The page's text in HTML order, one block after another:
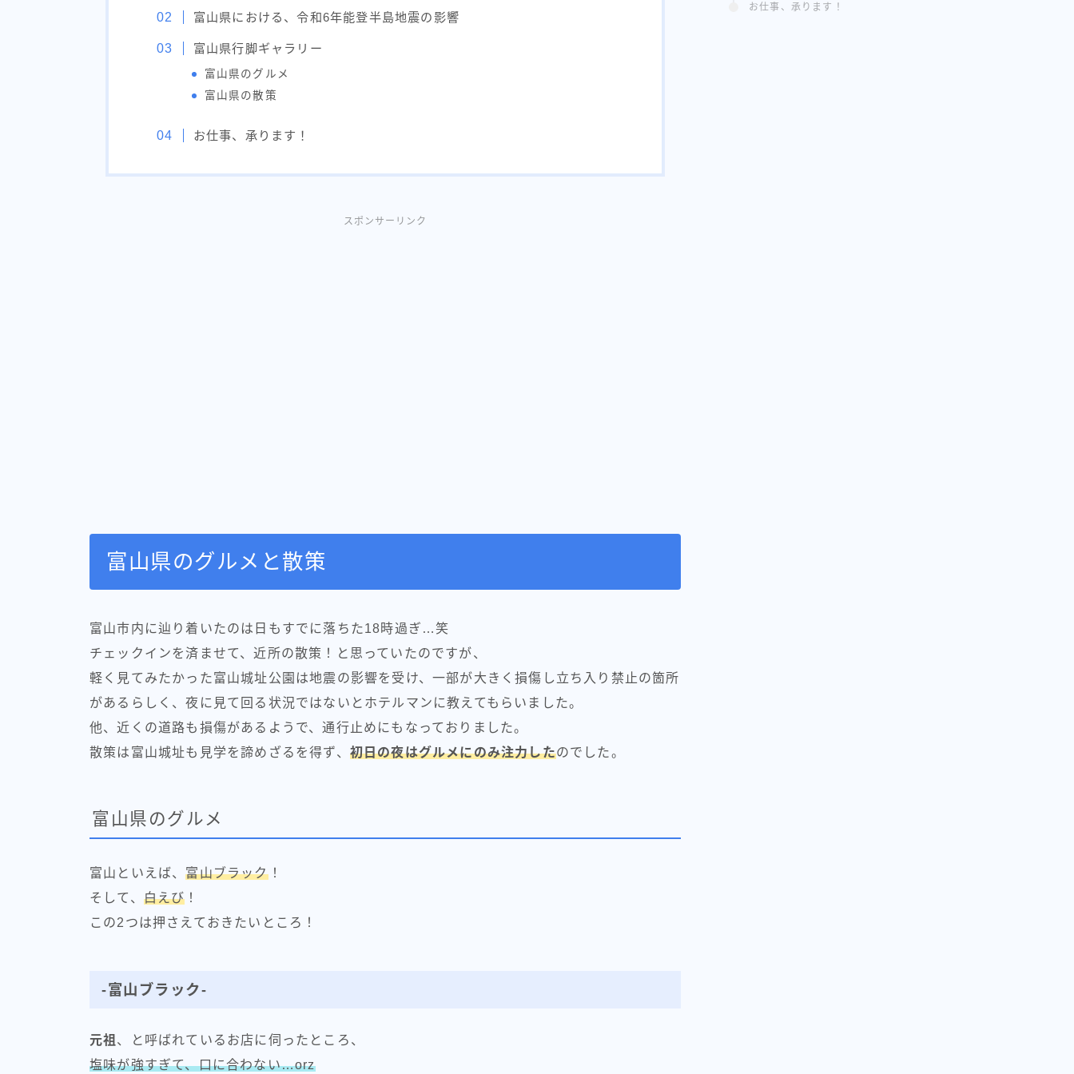
富山県における、令和6年能登半島地震の影響
富山県行脚ギャラリー
富山県のグルメ
富山県の散策
お仕事、承ります！
スポンサーリンク
富山県のグルメと散策
富山市内に辿り着いたのは日もすでに落ちた18時過ぎ…笑
チェックインを済ませて、近所の散策！と思っていたのですが、
軽く見てみたかった富山城址公園は地震の影響を受け、一部が大きく損傷し立ち入り禁止の箇所
があるらしく、夜に見て回る状況ではないとホテルマンに教えてもらいました。
他、近くの道路も損傷があるようで、通行止めにもなっておりました。
散策は富山城址も見学を諦めざるを得ず、 初日の夜はグルメにのみ注力したのでした。
富山県のグルメ
富山といえば、富山ブラック！
そして、 白えび ！
この2つは押さえておきたいところ！
-富山ブラック-
元祖 、と呼ばれているお店に伺ったところ、
塩味が強すぎて、口に合わない…orz
お仕事、承ります！